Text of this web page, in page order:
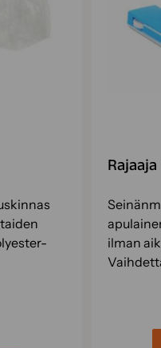
Rajaaja
ilman